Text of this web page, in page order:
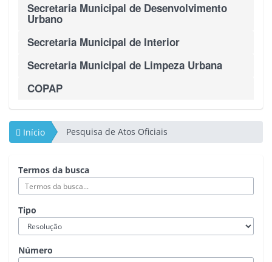
Secretaria Municipal de Desenvolvimento
Urbano
Secretaria Municipal de Interior
Secretaria Municipal de Limpeza Urbana
COPAP
Início Pesquisa de Atos Oficiais
Termos da busca
Tipo
Número